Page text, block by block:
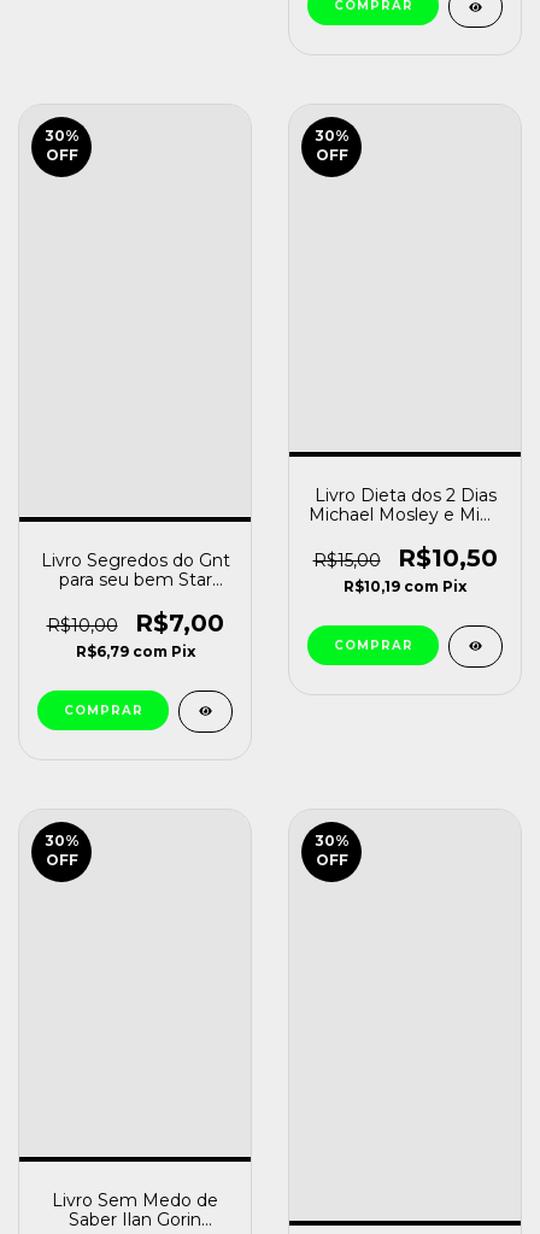
30%
OFF
Livro Segredos do Gnt
para seu bem Star
R$10,00
R$7,00
R$6,79 com Pix
30%
OFF
Livro Dieta dos 2 Dias
Michael Mosley e Mimi
R$15,00
R$10,50
R$10,19 com Pix
30%
OFF
Livro Sem Medo de
Saber Ilan Gorin
30%
OFF